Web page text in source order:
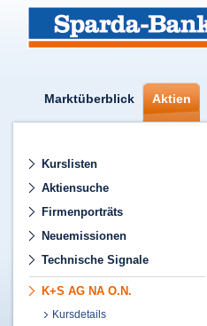
Marktüberblick Aktien
Kurslisten
Aktiensuche
Firmenporträts
Neuemissionen
Technische Signale
K+S AG NA O.N.
Kursdetails